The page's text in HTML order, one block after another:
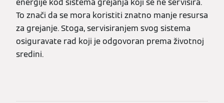
energije kod sistema grejanja koji se ne servisira.
To znači da se mora koristiti znatno manje resursa
za grejanje. Stoga, servisiranjem svog sistema
osiguravate rad koji je odgovoran prema životnoj
sredini.